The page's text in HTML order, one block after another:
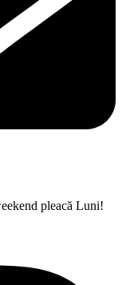
pleacă Luni!